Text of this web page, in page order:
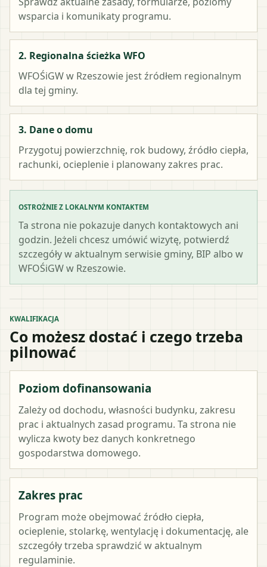
wsparcia i komunikaty programu.
2. Regionalna ścieżka WFO
WFOŚiGW w Rzeszowie jest źródłem regionalnym
dla tej gminy.
3. Dane o domu
Przygotuj powierzchnię, rok budowy, źródło ciepła,
rachunki, ocieplenie i planowany zakres prac.
OSTROŻNIE Z LOKALNYM KONTAKTEM
Ta strona nie pokazuje danych kontaktowych ani
godzin. Jeżeli chcesz umówić wizytę, potwierdź
szczegóły w aktualnym serwisie gminy, BIP albo w
WFOŚiGW w Rzeszowie.
KWALIFIKACJA
Co możesz dostać i czego trzeba
pilnować
Poziom dofinansowania
Zależy od dochodu, własności budynku, zakresu
prac i aktualnych zasad programu. Ta strona nie
wylicza kwoty bez danych konkretnego
gospodarstwa domowego.
Zakres prac
Program może obejmować źródło ciepła,
ocieplenie, stolarkę, wentylację i dokumentację, ale
szczegóły trzeba sprawdzić w aktualnym
regulaminie.